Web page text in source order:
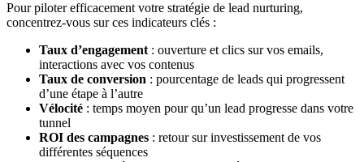
Pour piloter efficacement votre stratégie de lead nurturing,
concentrez-vous sur ces indicateurs clés :
Taux d’engagement: ouverture et clics sur vos emails,
interactions avec vos contenus
Taux de conversion : pourcentage de leads qui progressent
d’une étape à l’autre
Vélocité : temps moyen pour qu’un lead progresse dans votre
tunnel
ROI des campagnes : retour sur investissement de vos
différentes séquences